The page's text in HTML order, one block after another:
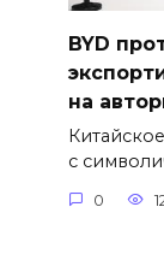
BYD
на
с
0